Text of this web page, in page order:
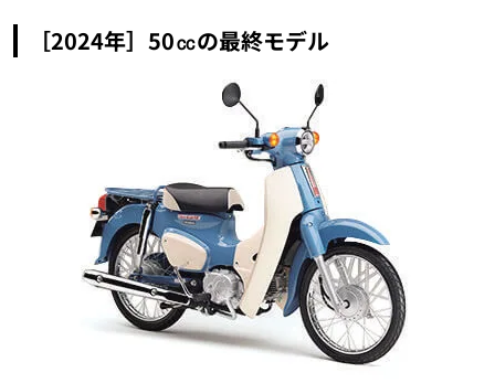
［2024年］50㏄の最終モデル